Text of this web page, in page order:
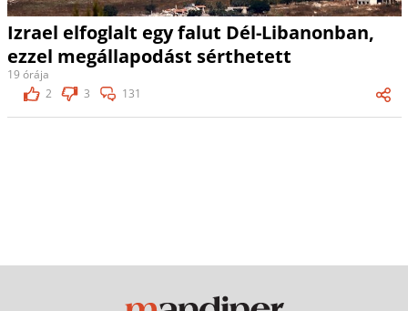
Izrael elfoglalt egy falut Dél-Libanonban,
ezzel megállapodást sérthetett
19 órája
2
3 131